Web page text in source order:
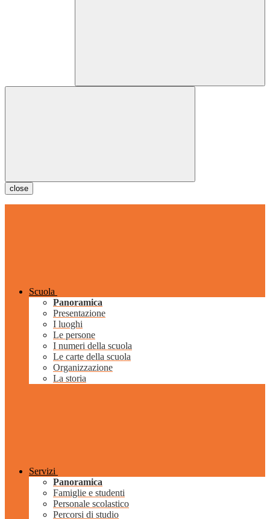
close
Scuola
Panoramica
Presentazione
I luoghi
Le persone
I numeri della scuola
Le carte della scuola
Organizzazione
La storia
Servizi
Panoramica
Famiglie e studenti
Personale scolastico
Percorsi di studio